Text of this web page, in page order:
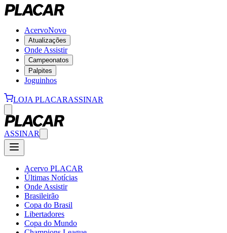
AcervoNovo
Atualizações
Onde Assistir
Campeonatos
Palpites
Joguinhos
LOJA PLACARASSINAR
ASSINAR
Acervo PLACAR
Últimas Notícias
Onde Assistir
Brasileirão
Copa do Brasil
Libertadores
Copa do Mundo